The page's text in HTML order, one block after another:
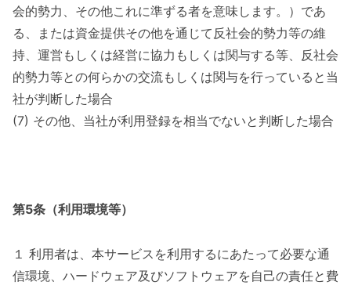
会的勢力、その他これに準ずる者を意味します。）であ
る、または資金提供その他を通じて反社会的勢力等の維
持、運営もしくは経営に協力もしくは関与する等、反社会
的勢力等との何らかの交流もしくは関与を行っていると当
社が判断した場合
(7) その他、当社が利用登録を相当でないと判断した場合
第5条（利用環境等）
１ 利用者は、本サービスを利用するにあたって必要な通
信環境、ハードウェア及びソフトウェアを自己の責任と費